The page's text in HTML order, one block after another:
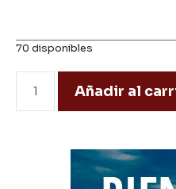
70 disponibles
Añadir al